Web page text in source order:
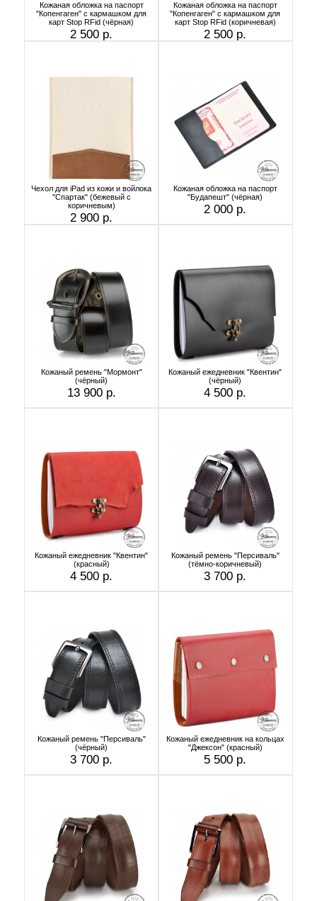
Кожаная обложка на паспорт
"Копенгаген" с кармашком для
карт Stop RFid (чёрная)
2 500 р.
Кожаная обложка на паспорт
"Копенгаген" с кармашком для
карт Stop RFid (коричневая)
2 500 р.
Чехол для iPad из кожи и войлока
"Спартак" (бежевый с
коричневым)
2 900 р.
Кожаная обложка на паспорт
"Будапешт" (чёрная)
2 000 р.
Кожаный ремень "Мормонт"
(чёрный)
13 900 р.
Кожаный ежедневник "Квентин"
(чёрный)
4 500 р.
Кожаный ежедневник "Квентин"
(красный)
4 500 р.
Кожаный ремень "Персиваль"
(тёмно-коричневый)
3 700 р.
Кожаный ремень "Персиваль"
(чёрный)
3 700 р.
Кожаный ежедневник на кольцах
"Джексон" (красный)
5 500 р.